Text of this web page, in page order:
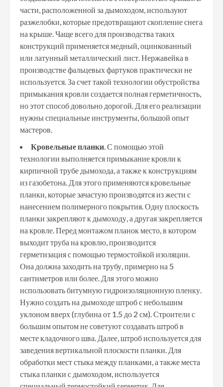
части, расположенной за дымоходом, используют
разжелобки, которые предотвращают скопление снега
на крыше. Чаще всего для производства таких
конструкций применяется медный, оцинкованный
или латунный металлический лист. Нержавейка в
производстве фальцевых фартуков практически не
используется. За счет такой технологии обустройства
примыкания кровли создается полная герметичность,
но этот способ довольно дорогой. Для его реализации
нужны специальные инструменты, большой опыт
мастеров.
Кровельные планки. С помощью этой
технологии выполняется примыкание кровли к
кирпичной трубе дымохода, а также к конструкциям
из газобетона. Для этого применяются кровельные
планки, которые зачастую производятся из жести с
нанесением полимерного покрытия. Одну плоскость
планки закрепляют к дымоходу, а другая закрепляется
на кровле. Перед монтажом планок место, в котором
выходит труба на кровлю, производится
герметизация с помощью термостойкой изоляции.
Она должна заходить на трубу, примерно на 5
сантиметров или более. Для этого можно
использовать битумную гидроизоляционную пленку.
Нужно создать на дымоходе штроб с небольшим
уклоном вверх (глубина от 1.5 до 2 см). Строители с
большим опытом не советуют создавать штроб в
месте кладочного шва. Далее, штроб используется для
заведения вертикальной плоскости планки. Для
обработки мест стыка между планками, а также места
стыка планки с дымоходом, используется